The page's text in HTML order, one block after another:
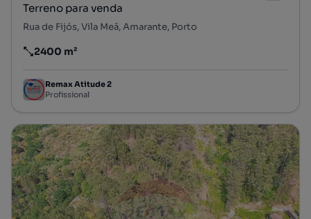
Terreno para venda
Rua de Fijós, Vila Meã, Amarante, Porto
Preço por metro quadrado
2400 m²
Remax Atitude 2
Profissional